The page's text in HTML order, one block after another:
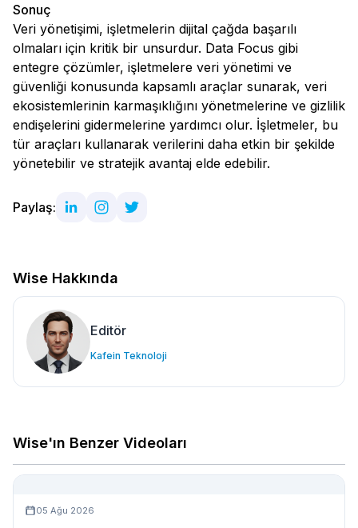
Sonuç
Veri yönetişimi, işletmelerin dijital çağda başarılı
olmaları için kritik bir unsurdur. Data Focus gibi
entegre çözümler, işletmelere veri yönetimi ve
güvenliği konusunda kapsamlı araçlar sunarak, veri
ekosistemlerinin karmaşıklığını yönetmelerine ve gizlilik
endişelerini gidermelerine yardımcı olur. İşletmeler, bu
tür araçları kullanarak verilerini daha etkin bir şekilde
yönetebilir ve stratejik avantaj elde edebilir.
Paylaş:
Wise Hakkında
Editör
Kafein Teknoloji
Wise'ın Benzer Videoları
05 Ağu 2026